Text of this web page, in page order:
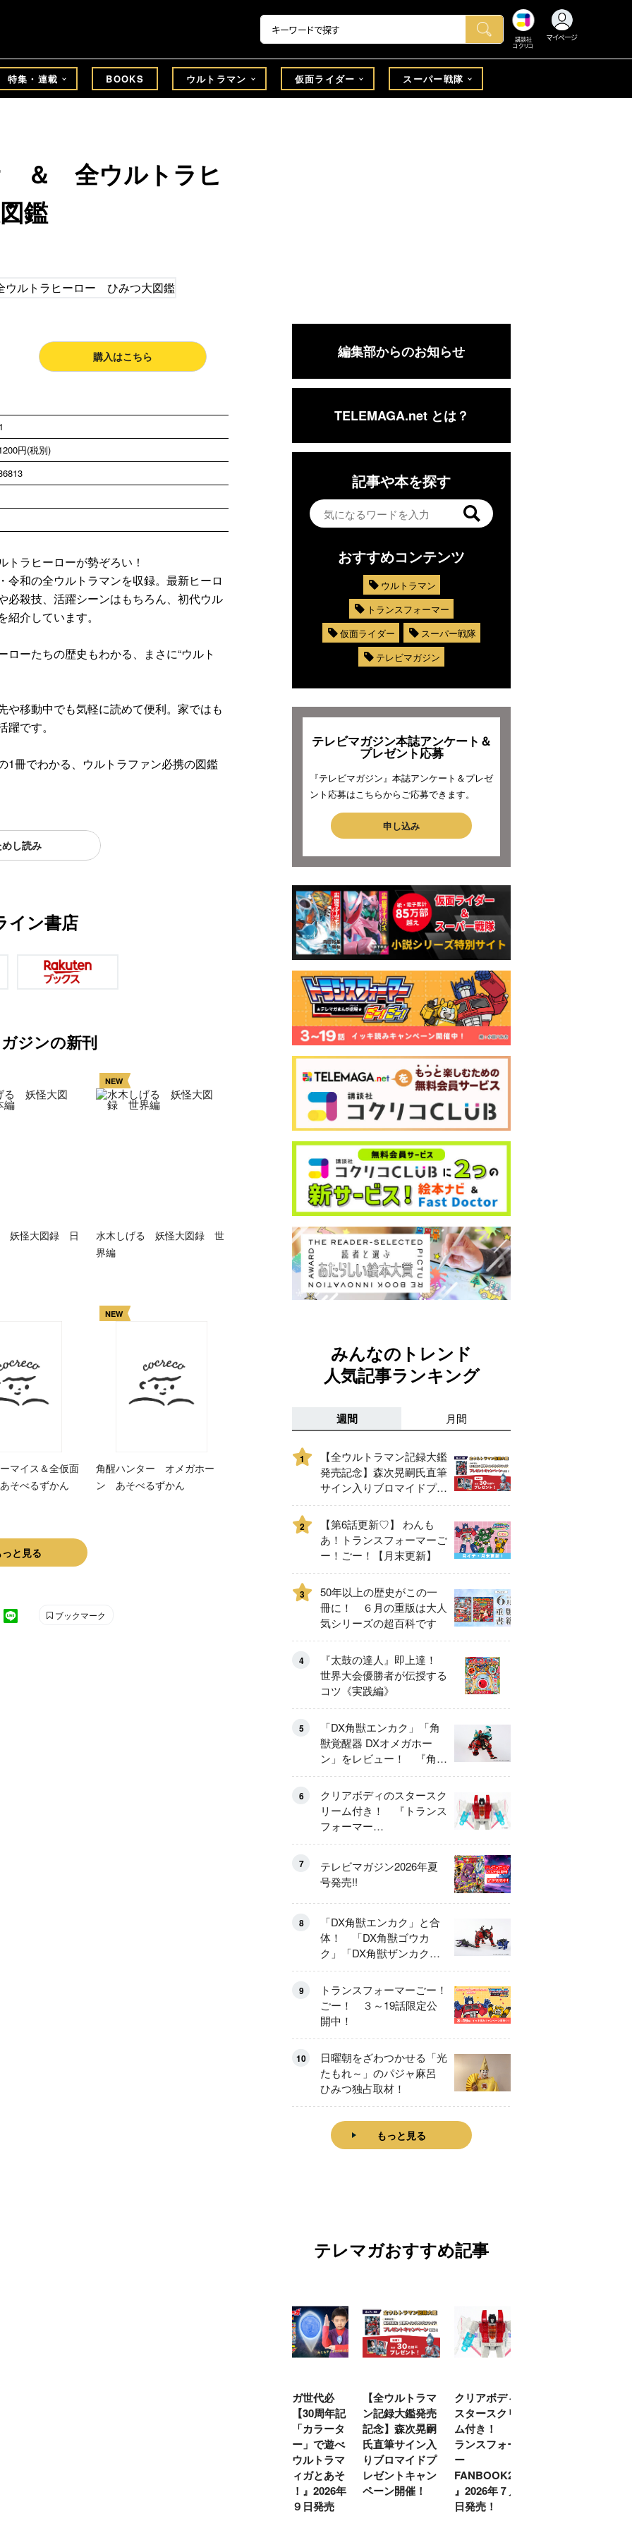
講談社
コクリコ
マイページ
特集・連載 BOOKS ウルトラマン 仮面ライダー スーパー戦隊
＆ 全ウルトラヒ
鑑
購入はこちら
円(税別)
トラヒーローが勢ぞろい！
令和の全ウルトラマンを収録。最新ヒーロ
必殺技、活躍シーンはもちろん、初代ウル
介しています。
ーたちの歴史もわかる、まさに“ウルト
や移動中でも気軽に読めて便利。家ではも
です。
1冊でわかる、ウルトラファン必携の図鑑
し読み
イン書店
ジンの新刊
妖怪大図録 日
NEW
水木しげる 妖怪大図録 世
界編
マイス＆全仮面
そべるずかん
NEW
角醒ハンター オメガホー
ン あそべるずかん
っと見る
ブックマーク
編集部からのお知らせ
TELEMAGA.net とは？
記事や本を探す
おすすめコンテンツ
ウルトラマン
トランスフォーマー
仮面ライダー
スーパー戦隊
テレビマガジン
テレビマガジン本誌アンケート＆
プレゼント応募
『テレビマガジン』本誌アンケート＆プレゼ
ント応募はこちらからご応募できます。
申し込み
みんなのトレンド
人気記事ランキング
週間 月間
1
【全ウルトラマン記録大鑑
発売記念】森次晃嗣氏直筆
サイン入りブロマイドプレ
ゼントキャンペーン開催！
2
【第6話更新♡】 わんも
あ！トランスフォーマーご
ー！ごー！【月末更新】
3
50年以上の歴史がこの一
冊に！ ６月の重版は大人
気シリーズの超百科です
4
『太鼓の達人』即上達！
世界大会優勝者が伝授する
コツ《実践編》
5
「DX角獣エンカク」「角
獣覚醒器 DXオメガホー
ン」をレビュー！ 『角醒
ハンター オメガホーン』
の玩具展開がスタート！
6
クリアボディのスタースク
リーム付き！ 『トランス
フォーマー
FANBOOK2026』2026年
7
テレビマガジン2026年夏
号発売!!
8
「DX角獣エンカク」と合
体！ 「DX角獣ゴウカ
ク」「DX角獣ザンカク」
をレビュー！
9
トランスフォーマーごー！
ごー！ ３～19話限定公
開中！
10
日曜朝をざわつかせる「光
たもれ～」のパジャ麻呂
ひみつ独占取材！
もっと見る
テレマガおすすめ記事
ティガ世代必
見！【30周年記
念】「カラータ
イマー」で遊べ
る『ウルトラマ
ンティガとあそ
ぼう！』2026年
７月９日発売
【全ウルトラマ
ン記録大鑑発売
記念】森次晃嗣
氏直筆サイン入
りブロマイドプ
レゼントキャン
ペーン開催！
クリアボディの
スタースクリー
ム付き！ 『ト
ランスフォーマ
ー
FANBOOK2026
』2026年７月31
日発売！